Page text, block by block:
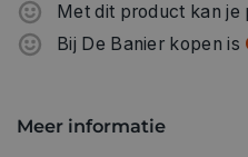
Met dit product kan je
Bij De Banier kopen is
Meer informatie